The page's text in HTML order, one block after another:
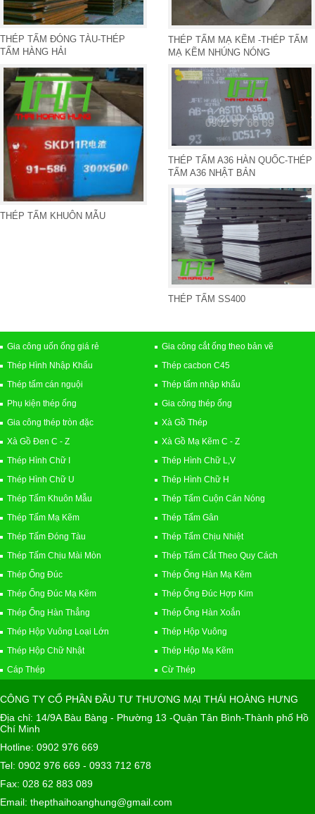
THÉP TẤM ĐÓNG TÀU-THÉP
TẤM HÀNG HẢI
THÉP TẤM MẠ KẼM -THÉP TẤM
MẠ KẼM NHÚNG NÓNG
THÉP TẤM KHUÔN MẪU
THÉP TẤM A36 HÀN QUỐC-THÉP
TẤM A36 NHẬT BẢN
THÉP TẤM SS400
Gia công uốn ống giá rẻ
Gia công cắt ống theo bản vẽ
Thép Hình Nhập Khẩu
Thép cacbon C45
Thép tấm cán nguội
Thép tấm nhập khẩu
Phụ kiện thép ống
Gia công thép ống
Gia công thép tròn đặc
Xà Gồ Thép
Xà Gồ Đen C - Z
Xà Gồ Mạ Kẽm C - Z
Thép Hình Chữ I
Thép Hình Chữ L,V
Thép Hình Chữ U
Thép Hình Chữ H
Thép Tấm Khuôn Mẫu
Thép Tấm Cuộn Cán Nóng
Thép Tấm Mạ Kẽm
Thép Tấm Gân
Thép Tấm Đóng Tàu
Thép Tấm Chịu Nhiệt
Thép Tấm Chịu Mài Mòn
Thép Tấm Cắt Theo Quy Cách
Thép Ống Đúc
Thép Ống Hàn Mạ Kẽm
Thép Ống Đúc Mạ Kẽm
Thép Ống Đúc Hợp Kim
Thép Ống Hàn Thẳng
Thép Ống Hàn Xoắn
Thép Hộp Vuông Loại Lớn
Thép Hộp Vuông
Thép Hộp Chữ Nhật
Thép Hộp Mạ Kẽm
Cáp Thép
Cừ Thép
CÔNG TY CỔ PHẦN ĐẦU TƯ THƯƠNG MẠI THÁI HOÀNG HƯNG
Địa chỉ: 14/9A Bàu Bàng - Phường 13 -Quận Tân Bình-Thành phố Hồ
Chí Minh
Hotline: 0902 976 669
Tel: 0902 976 669 - 0933 712 678
Fax: 028 62 883 089
Email: thepthaihoanghung@gmail.com